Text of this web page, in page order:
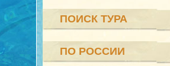
ПОИСК ТУРА
ПО РОССИИ